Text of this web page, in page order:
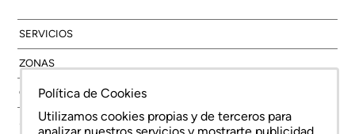
SERVICIOS
ZONAS
OBRA NUEVA
SOBRE NOSOTROS
Política de Cookies
Utilizamos cookies propias y de terceros para